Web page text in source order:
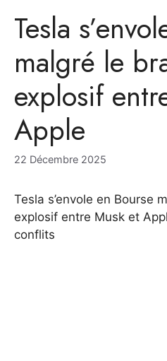
Tesla
malgré le
explosif
Apple
22 Décembre 2025
Tesla s’envole en Bourse
explosif entre Musk et
conflits